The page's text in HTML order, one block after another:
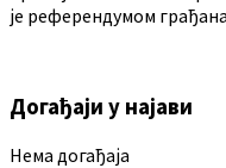
је референдумом
Догађаји у најави
Нема догађаја